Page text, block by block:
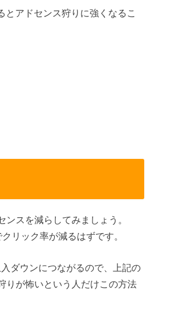
アドセンス狩りに強くなるこ
スを減らしてみましょう。
リック率が減るはずです。
ダウンにつながるので、上記の
りが怖いという人だけこの方法